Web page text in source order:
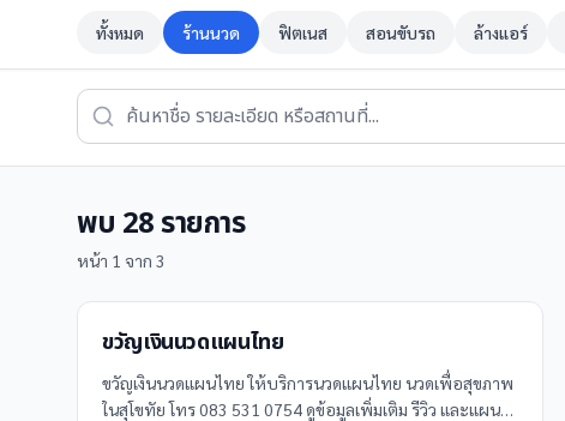
ทั้งหมด ร้านนวด ฟิตเนส สอนขับรถ ล้างแอร์
พบ 28รายการ
หน้า 1 จาก 3
ขวัญเงินนวดแผนไทย
ขวัญเงินนวดแผนไทย ให้บริการนวดแผนไทย นวดเพื่อสุขภาพ
ในสุโขทัย โทร 083 531 0754 ดูข้อมูลเพิ่มเติม รีวิว และแผนที่